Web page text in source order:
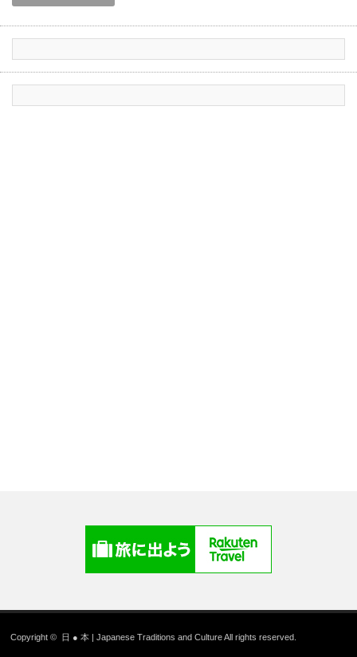
Copyright © 日 ● 本 | Japanese Traditions and CultureAll rights reserved.